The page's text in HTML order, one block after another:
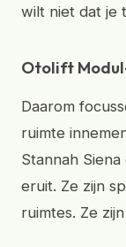
wilt niet dat je
Otolift
Daarom
ruimte
Stannah
eruit. Ze zijn
ruimtes. Ze